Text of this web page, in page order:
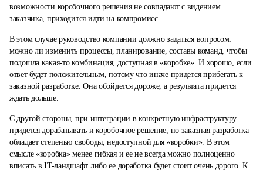
возможности коробочного решения не совпадают с видением
заказчика, приходится идти на компромисс.
В этом случае руководство компании должно задаться вопросом:
можно ли изменить процессы, планирование, составы команд, чтобы
подошла какая-то комбинация, доступная в «коробке». И хорошо, если
ответ будет положительным, потому что иначе придется прибегать к
заказной разработке. Она обойдется дороже, а результата придется
ждать дольше.
С другой стороны, при интеграции в конкретную инфраструктуру
придется дорабатывать и коробочное решение, но заказная разработка
обладает степенью свободы, недоступной для «коробки». В этом
смысле «коробка» менее гибкая и ее не всегда можно полноценно
вписать в IT-ландшафт либо ее доработка будет стоит очень дорого. К